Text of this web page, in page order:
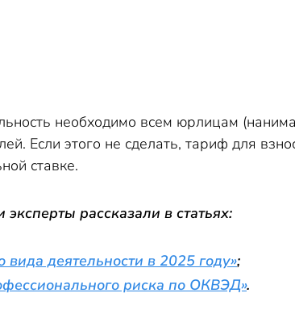
необходимо всем юрлицам
Если этого не сделать, тариф для
ставке.
рассказали в статьях:
деятельности в 2025 году»;
риска по ОКВЭД».